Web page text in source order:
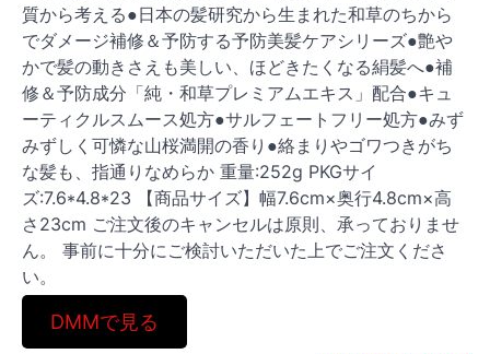
質から考える●日本の髪研究から生まれた和草のちから
でダメージ補修＆予防する予防美髪ケアシリーズ●艶や
かで髪の動きさえも美しい、ほどきたくなる絹髪へ●補
修＆予防成分「純・和草プレミアムエキス」配合●キュ
ーティクルスムース処方●サルフェートフリー処方●みず
みずしく可憐な山桜満開の香り●絡まりやゴワつきがち
な髪も、指通りなめらか 重量:252g PKGサイ
ズ:7.6*4.8*23 【商品サイズ】幅7.6cm×奥行4.8cm×高
さ23cm ご注文後のキャンセルは原則、承っておりませ
ん。 事前に十分にご検討いただいた上でご注文くださ
い。
DMMで見る